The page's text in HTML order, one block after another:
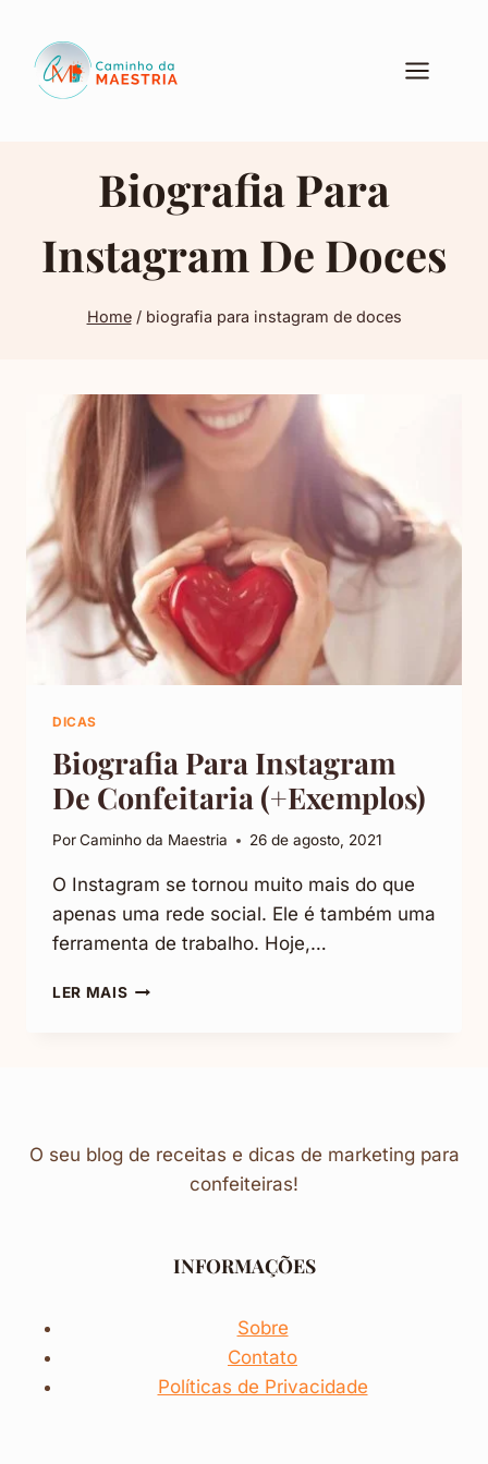
Conteúdo
Biografia Para
Instagram De Doces
Home / biografia para instagram de doces
DICAS
Biografia Para Instagram
De Confeitaria (+Exemplos)
PorCaminho da Maestria 26 de agosto, 2021
O Instagram se tornou muito mais do que
apenas uma rede social. Ele é também uma
ferramenta de trabalho. Hoje,…
LER MAISBIOGRAFIA
O seu blog de receitas e dicas de marketing para
confeiteiras!
INFORMAÇÕES
Sobre
Contato
Políticas de Privacidade